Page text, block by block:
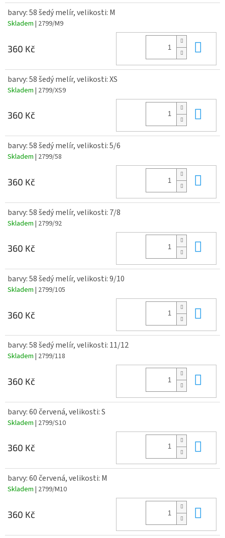
barvy: 58 šedý melír, velikosti: M
Skladem | 2799/M9
360 Kč
barvy: 58 šedý melír, velikosti: XS
Skladem | 2799/XS9
360 Kč
barvy: 58 šedý melír, velikosti: 5/6
Skladem | 2799/58
360 Kč
barvy: 58 šedý melír, velikosti: 7/8
Skladem | 2799/92
360 Kč
barvy: 58 šedý melír, velikosti: 9/10
Skladem | 2799/105
360 Kč
barvy: 58 šedý melír, velikosti: 11/12
Skladem | 2799/118
360 Kč
barvy: 60 červená, velikosti: S
Skladem | 2799/S10
360 Kč
barvy: 60 červená, velikosti: M
Skladem | 2799/M10
360 Kč